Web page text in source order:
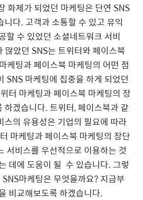
화제가 되었던 마케팅은 단연 SNS
니다. 고객과 소통할 수 있고 유익
할 수 있었던 소셜네트워크 서비
많았던 SNS는 트위터와 페이스북
케팅과 페이스북 마케팅의 어떤 점
SNS 마케팅에 집중을 하게 되었던
터 마케팅과 페이스북 마케팅의 장
하겠습니다. 트위터, 페이스북과 같
스의 유용성은 기업의 필요에 따라
마케팅과 페이스북 마케팅의 장단
서비스를 우선적으로 이용하는 것
데에 도움이 될 수 있습니다. 그렇
마케팅은 무엇을까요? 지금부
비교해보도록 하겠습니다.